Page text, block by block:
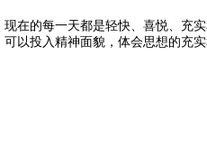
现在的每一天都是轻快、喜悦、充
可以投入精神面貌，体会思想的充